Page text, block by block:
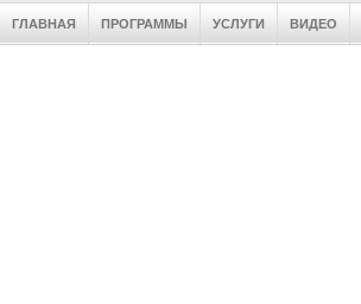
ГЛАВНАЯ ПРОГРАММЫ УСЛУГИ ВИДЕО